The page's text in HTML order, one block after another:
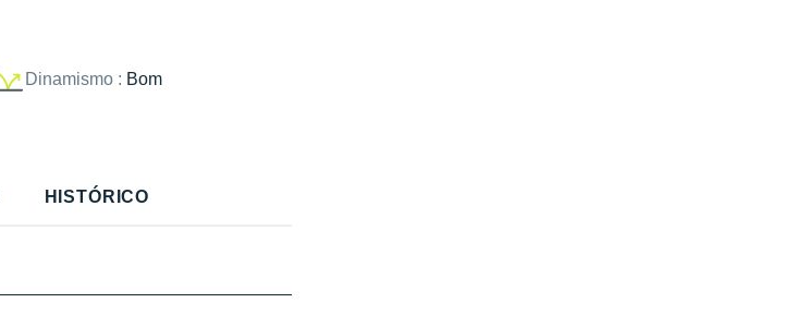
Dinamismo : Bom
HISTÓRICO